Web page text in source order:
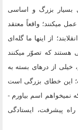
بسیار بزرگ و اساسى
میکنند؛ واقعاً معتقد
از اینها ما گله‌اى
هستند که تصوّر میکنند
خیلى از درهاى بسته به
این خطاى بزرگى است
نمیخواهم اسم بیاورم -
پیشرفت، ایستادگى